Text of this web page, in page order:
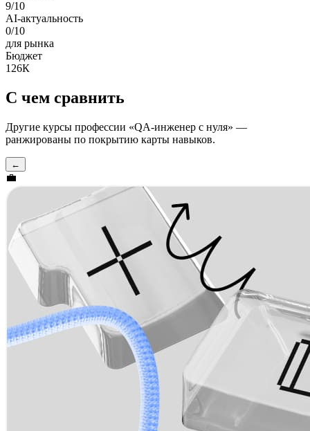
9/10
AI-актуальность
0/10
для рынка
Бюджет
126К
С чем сравнить
Другие курсы профессии «QA-инженер с нуля» —
ранжированы по покрытию карты навыков.
←
💼